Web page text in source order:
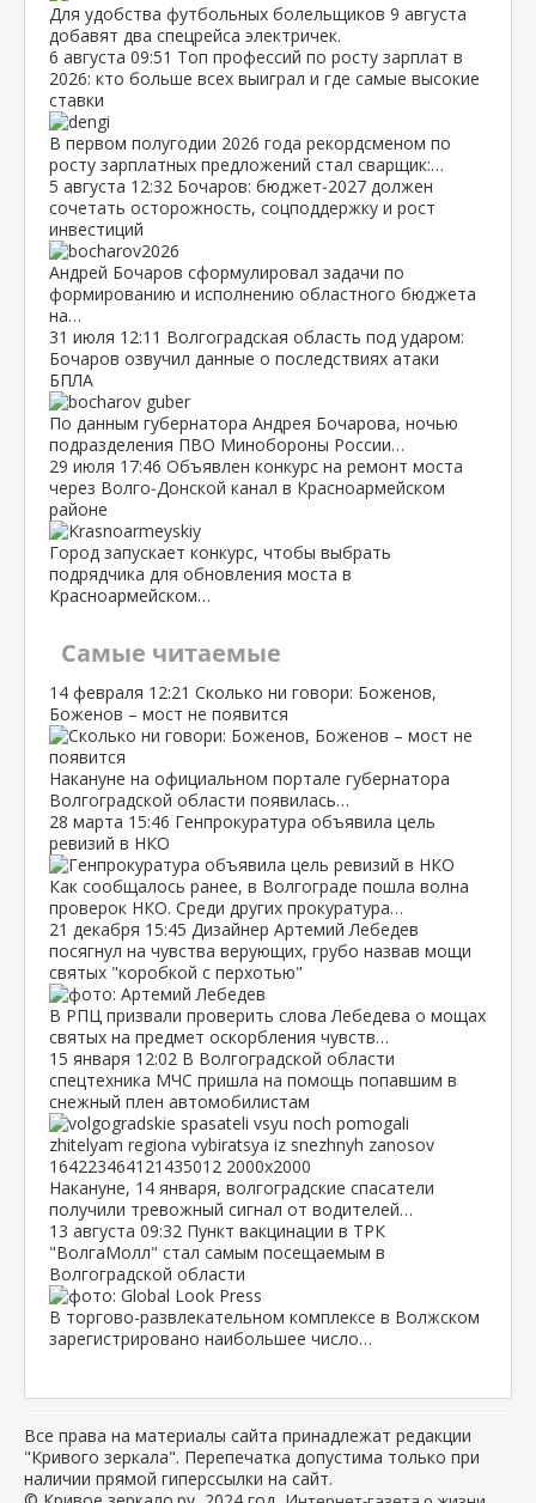
Для удобства футбольных болельщиков 9 августа
добавят два спецрейса электричек.
6 августа 09:51 Топ профессий по росту зарплат в
2026: кто больше всех выиграл и где самые высокие
ставки
В первом полугодии 2026 года рекордсменом по
росту зарплатных предложений стал сварщик:…
5 августа 12:32 Бочаров: бюджет‑2027 должен
сочетать осторожность, соцподдержку и рост
инвестиций
Андрей Бочаров сформулировал задачи по
формированию и исполнению областного бюджета
на…
31 июля 12:11 Волгоградская область под ударом:
Бочаров озвучил данные о последствиях атаки
БПЛА
По данным губернатора Андрея Бочарова, ночью
подразделения ПВО Минобороны России…
29 июля 17:46 Объявлен конкурс на ремонт моста
через Волго‑Донской канал в Красноармейском
районе
Город запускает конкурс, чтобы выбрать
подрядчика для обновления моста в
Красноармейском…
Самые читаемые
14 февраля 12:21 Сколько ни говори: Боженов,
Боженов – мост не появится
Накануне на официальном портале губернатора
Волгоградской области появилась…
28 марта 15:46 Генпрокуратура объявила цель
ревизий в НКО
Как сообщалось ранее, в Волгограде пошла волна
проверок НКО. Среди других прокуратура…
21 декабря 15:45 Дизайнер Артемий Лебедев
посягнул на чувства верующих, грубо назвав мощи
святых "коробкой с перхотью"
В РПЦ призвали проверить слова Лебедева о мощах
святых на предмет оскорбления чувств…
15 января 12:02 В Волгоградской области
спецтехника МЧС пришла на помощь попавшим в
снежный плен автомобилистам
Накануне, 14 января, волгоградские спасатели
получили тревожный сигнал от водителей…
13 августа 09:32 Пункт вакцинации в ТРК
"ВолгаМолл" стал самым посещаемым в
Волгоградской области
В торгово-развлекательном комплексе в Волжском
зарегистрировано наибольшее число…
Все права на материалы сайта принадлежат редакции
"Кривого зеркала". Перепечатка допустима только при
наличии прямой гиперссылки на сайт.